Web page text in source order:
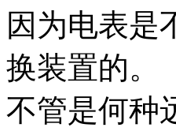
因为电表是
换装置的。
不管是何种